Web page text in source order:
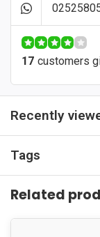
17 customers
Recently
Tags
Related